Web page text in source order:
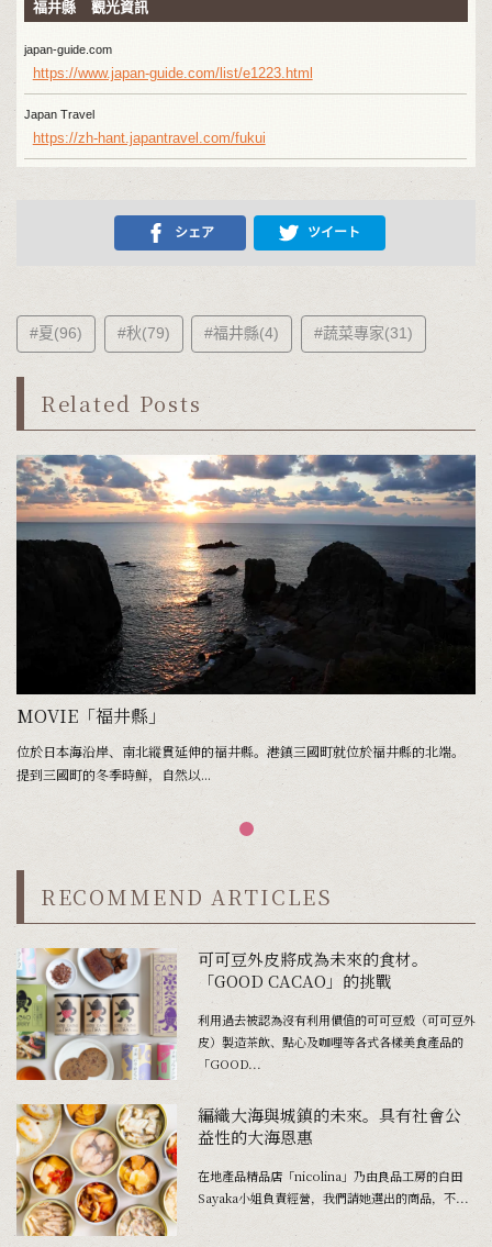
福井縣 觀光資訊
japan-guide.com
https://www.japan-guide.com/list/e1223.html
Japan Travel
https://zh-hant.japantravel.com/fukui
シェア ツイート
#夏(96) #秋(79) #福井縣(4) #蔬菜專家(31)
Related Posts
MOVIE「福井縣」
位於日本海沿岸、南北縱貫延伸的福井縣。港鎮三國町――就位於福井縣的北端。
提到三國町的冬季時鮮，自然以...
RECOMMEND ARTICLES
可可豆外皮將成為未來的食材。
「GOOD CACAO」的挑戰
利用過去被認為沒有利用價值的可可豆殼（可可豆外
皮）製造茶飲、點心及咖哩等各式各樣美食產品的
「GOOD...
編織大海與城鎮的未來。具有社會公
益性的大海恩惠
在地產品精品店「nicolina」乃由良品工房的白田
Sayaka小姐負責經營，我們請她選出的商品，不...